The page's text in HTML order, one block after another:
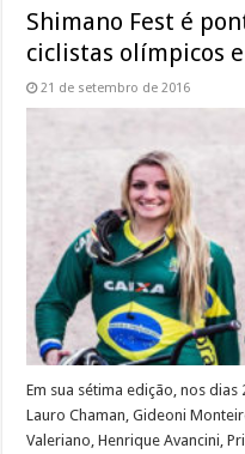
Shimano Fest é
ciclistas olímpicos
21 de setembro de 2016
Em sua sétima edição, nos
Lauro Chaman, Gideoni
Valeriano, Henrique Avancini,